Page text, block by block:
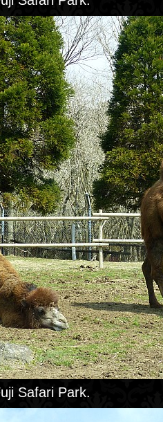
Safari Park.